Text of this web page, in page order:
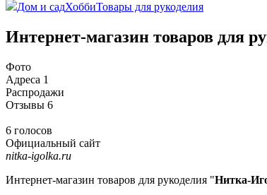
Дом и садХоббиТовары для рукоделия
Интернет-магазин товаров для
Фото
Адреса 1
Распродажи
Отзывы 6
6 голосов
Официальный сайт
nitka-igolka.ru
Интернет-магазин товаров для рукоделия "Нитка-